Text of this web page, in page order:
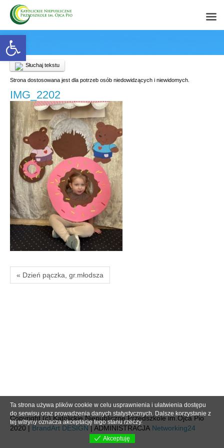
Open toolbar
Słuchaj tekstu
Strona dostosowana jest dla potrzeb osób niedowidzących i niewidomych.
IMG_2202
« Dzień pączka, gr.młodsza
Copyright (c) Katolickie Niepubliczne Przedszkole im.Ojca Pio
2020 | BrandArt DESIGN | ADMINISTRACJA Networking24
Ta strona używa plików cookie w celu usprawnienia i ułatwienia dostępu
do serwisu oraz prowadzenia danych statystycznych. Dalsze korzystanie z
tej witryny oznacza akceptację tego stanu rzeczy.
Akceptuję